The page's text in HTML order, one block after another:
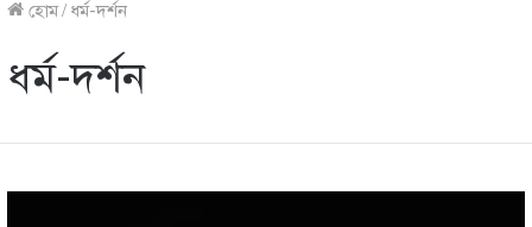
হোম/ ধর্ম-দর্শন
ধর্ম-দর্শন